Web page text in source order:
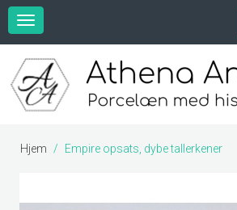
Hjem Empire opsats, dybe tallerkener